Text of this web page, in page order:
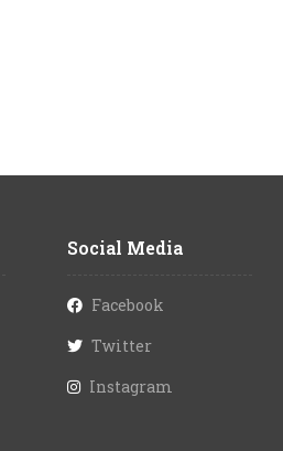
Social Media
Facebook
Twitter
Instagram